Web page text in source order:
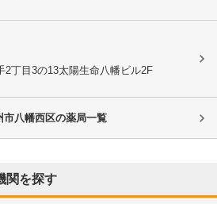
2丁目3の13太陽生命八幡ビル2F
市八幡西区の薬局一覧
関を探す